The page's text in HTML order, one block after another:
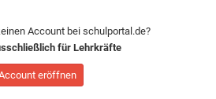
Account bei schulportal.de?
für Lehrkräfte
eröffnen